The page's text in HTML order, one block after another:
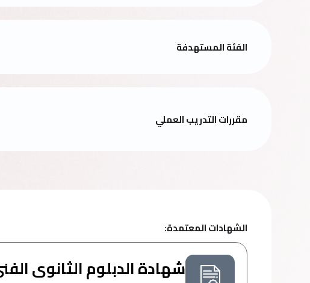
الفئة المستهدفة
مقررات التدريب العملي
الشهادات المعتمدة:
شهادة الدبلوم الثانوى